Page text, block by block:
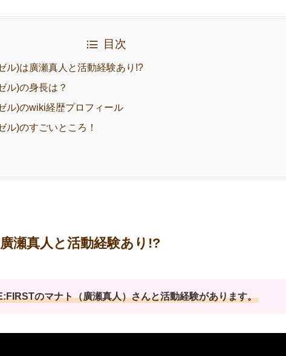
目次
ル)は廣瀬真人と活動経験あり!?
ル)の身長は？
ル)のwiki経歴プロフィール
ル)のすごいところ！
瀬真人と活動経験あり!?
のマナト（廣瀬真人）さんと活動経験があります。